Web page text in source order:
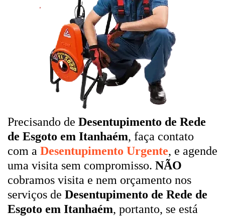
Precisando de Desentupimento de Rede
de Esgoto em Itanhaém, faça contato
com a Desentupimento Urgente, e agende
uma visita sem compromisso. NÃO
cobramos visita e nem orçamento nos
serviços de Desentupimento de Rede de
Esgoto em Itanhaém, portanto, se está